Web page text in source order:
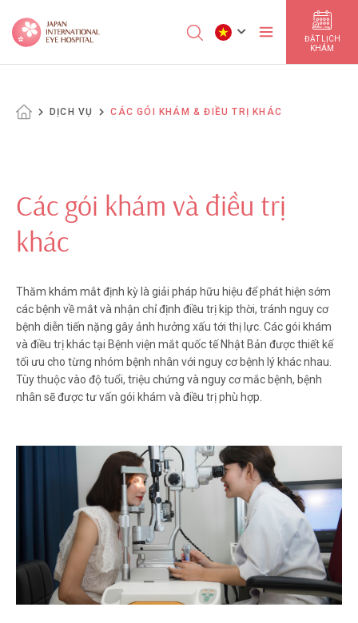
ĐẶT LỊCH
KHÁM
DỊCH VỤ CÁC GÓI KHÁM & ĐIỀU TRỊ KHÁC
Các gói khám và điều trị
khác
Thăm khám mắt định kỳ là giải pháp hữu hiệu để phát hiện sớm
các bệnh về mắt và nhận chỉ định điều trị kịp thời, tránh nguy cơ
bệnh diễn tiến nặng gây ảnh hưởng xấu tới thị lực. Các gói khám
và điều trị khác tại Bệnh viện mắt quốc tế Nhật Bản được thiết kế
tối ưu cho từng nhóm bệnh nhân với nguy cơ bệnh lý khác nhau.
Tùy thuộc vào độ tuổi, triệu chứng và nguy cơ mắc bệnh, bệnh
nhân sẽ được tư vấn gói khám và điều trị phù hợp.